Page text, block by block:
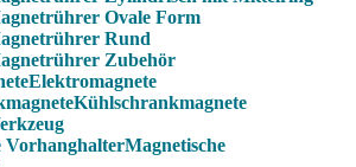
Ovale Form
Rund
Zubehör
Elektromagnete
Kühlschrankmagnete
Magnetische